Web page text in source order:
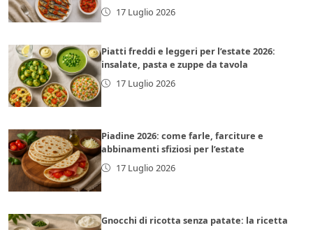
17 Luglio 2026
Piatti freddi e leggeri per l’estate 2026:
insalate, pasta e zuppe da tavola
17 Luglio 2026
Piadine 2026: come farle, farciture e
abbinamenti sfiziosi per l’estate
17 Luglio 2026
Gnocchi di ricotta senza patate: la ricetta